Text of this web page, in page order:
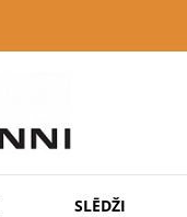
SLĒDŽI